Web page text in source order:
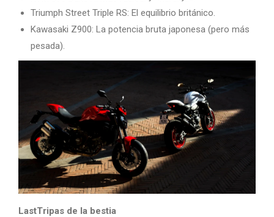
Triumph Street Triple RS: El equilibrio británico.
Kawasaki Z900: La potencia bruta japonesa (pero más
pesada).
LastTripas de la bestia